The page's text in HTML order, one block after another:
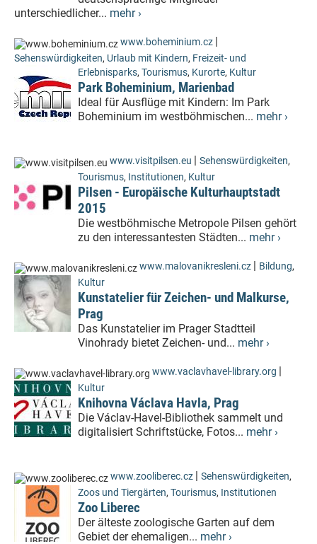
unterschiedlicher... mehr ›
www.boheminium.cz |
Sehenswürdigkeiten, Urlaub mit Kindern, Freizeit- und
Erlebnisparks, Tourismus, Kurorte, Kultur
Park Boheminium, Marienbad
Ideal für Ausflüge mit Kindern: Im Park
Boheminium im westböhmischen... mehr ›
www.visitpilsen.eu | Sehenswürdigkeiten,
Tourismus, Institutionen, Kultur
Pilsen - Europäische Kulturhauptstadt
2015
Die westböhmische Metropole Pilsen gehört
zu den interessantesten Städten... mehr ›
www.malovanikresleni.cz | Bildung,
Kultur
Kunstatelier für Zeichen- und Malkurse,
Prag
Das Kunstatelier im Prager Stadtteil
Vinohrady bietet Zeichen- und... mehr ›
www.vaclavhavel-library.org |
Kultur
Knihovna Václava Havla, Prag
Die Václav-Havel-Bibliothek sammelt und
digitalisiert Schriftstücke, Fotos... mehr ›
www.zooliberec.cz | Sehenswürdigkeiten,
Zoos und Tiergärten, Tourismus, Institutionen
Zoo Liberec
Der älteste zoologische Garten auf dem
Gebiet der ehemaligen... mehr ›